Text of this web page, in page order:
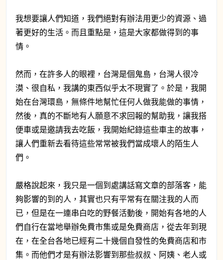
我想要讓人們知道，我們絕對有辦法用更少的資源、過
著更好的生活。而且重點是，這是大家都做得到的事
情。
然而，在許多人的眼裡，台灣是個鬼島，台灣人很冷
漠、很自私，我講的東西似乎太不現實了。於是，我開
始在台灣環島，無條件地幫忙任何人做我能做的事情，
然後，真的不斷地有人願意不求回報的幫助我，讓我搭
便車或是邀請我去吃飯，我開始紀錄這些車主的故事，
讓人們重新去看待這些常常被我們當成壞人的陌生人
們。
嚴格說起來，我只是一個到處講話寫文章的部落客，能
夠影響的到的人，其實也只有平常有在關注我的人而
已，但是在一連串白吃的野餐活動後，開始有各地的人
們自行在當地舉辦免費市集或是免費商店，從去年到現
在，在全台各地已經有二十幾個自發性的免費商店和市
集。而他們才是有辦法影響到那些叔叔、阿姨、老人或